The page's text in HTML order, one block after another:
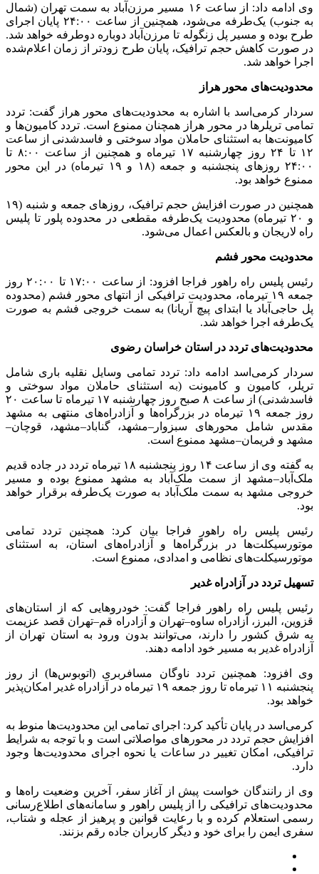
وی ادامه داد: از ساعت ۱۶ مسیر مرزن‌آباد به سمت تهران (شمال
به جنوب) یک‌طرفه می‌شود، همچنین از ساعت ۲۴:۰۰ پایان اجرای
طرح بوده و مسیر پل زنگوله تا مرزن‌آباد دوباره دوطرفه خواهد شد.
در صورت کاهش حجم ترافیک، پایان طرح زودتر از زمان اعلام‌شده
اجرا خواهد شد.
محدودیت‌های محور هراز
سردار کرمی‌اسد با اشاره به محدودیت‌های محور هراز گفت: تردد
تمامی تریلرها در محور هراز همچنان ممنوع است. تردد کامیون‌ها و
کامیونت‌ها به استثنای حاملان مواد سوختی و فاسدشدنی از ساعت
۱۲ تا ۲۴ روز چهارشنبه ۱۷ تیرماه و همچنین از ساعت ۸:۰۰ تا
۲۴:۰۰ روزهای پنجشنبه و جمعه (۱۸ و ۱۹ تیرماه) در این محور
ممنوع خواهد بود.
همچنین در صورت افزایش حجم ترافیک، روزهای جمعه و شنبه (۱۹
و ۲۰ تیرماه) محدودیت یک‌طرفه مقطعی در محدوده پلور تا پلیس
راه لاریجان و بالعکس اعمال می‌شود.
محدودیت محور فشم
رئیس پلیس راه راهور فراجا افزود: از ساعت ۱۷:۰۰ تا ۲۰:۰۰ روز
جمعه ۱۹ تیرماه، محدودیت ترافیکی از انتهای محور فشم (محدوده
پل حاجی‌آباد یا ابتدای پیچ آریانا) به سمت خروجی فشم به صورت
یک‌طرفه اجرا خواهد شد.
محدودیت‌های تردد در استان خراسان رضوی
سردار کرمی‌اسد ادامه داد: تردد تمامی وسایل نقلیه باری شامل
تریلر، کامیون و کامیونت (به استثنای حاملان مواد سوختی و
فاسدشدنی) از ساعت ۸ صبح روز چهارشنبه ۱۷ تیرماه تا ساعت ۲۰
روز جمعه ۱۹ تیرماه در بزرگراه‌ها و آزادراه‌های منتهی به مشهد
مقدس شامل محورهای سبزوار–مشهد، گناباد–مشهد، قوچان–
مشهد و فریمان–مشهد ممنوع است.
به گفته وی از ساعت ۱۴ روز پنجشنبه ۱۸ تیرماه تردد در جاده قدیم
ملک‌آباد–مشهد از سمت ملک‌آباد به مشهد ممنوع بوده و مسیر
خروجی مشهد به سمت ملک‌آباد به صورت یک‌طرفه برقرار خواهد
بود.
رئیس پلیس راه راهور فراجا بیان کرد: همچنین تردد تمامی
موتورسیکلت‌ها در بزرگراه‌ها و آزادراه‌های استان، به استثنای
موتورسیکلت‌های نظامی و امدادی، ممنوع است.
تسهیل تردد در آزادراه غدیر
رئیس پلیس راه راهور فراجا گفت: خودروهایی که از استان‌های
قزوین، البرز، آزادراه ساوه–تهران و آزادراه قم–تهران قصد عزیمت
به شرق کشور را دارند، می‌توانند بدون ورود به استان تهران از
آزادراه غدیر به مسیر خود ادامه دهند.
وی افزود: همچنین تردد ناوگان مسافربری (اتوبوس‌ها) از روز
پنجشنبه ۱۱ تیرماه تا روز جمعه ۱۹ تیرماه در آزادراه غدیر امکان‌پذیر
خواهد بود.
کرمی‌اسد در پایان تأکید کرد: اجرای تمامی این محدودیت‌ها منوط به
افزایش حجم تردد در محورهای مواصلاتی است و با توجه به شرایط
ترافیکی، امکان تغییر در ساعات یا نحوه اجرای محدودیت‌ها وجود
دارد.
وی از رانندگان خواست پیش از آغاز سفر، آخرین وضعیت راه‌ها و
محدودیت‌های ترافیکی را از پلیس راهور و سامانه‌های اطلاع‌رسانی
رسمی استعلام کرده و با رعایت قوانین و پرهیز از عجله و شتاب،
سفری ایمن را برای خود و دیگر کاربران جاده رقم بزنند.